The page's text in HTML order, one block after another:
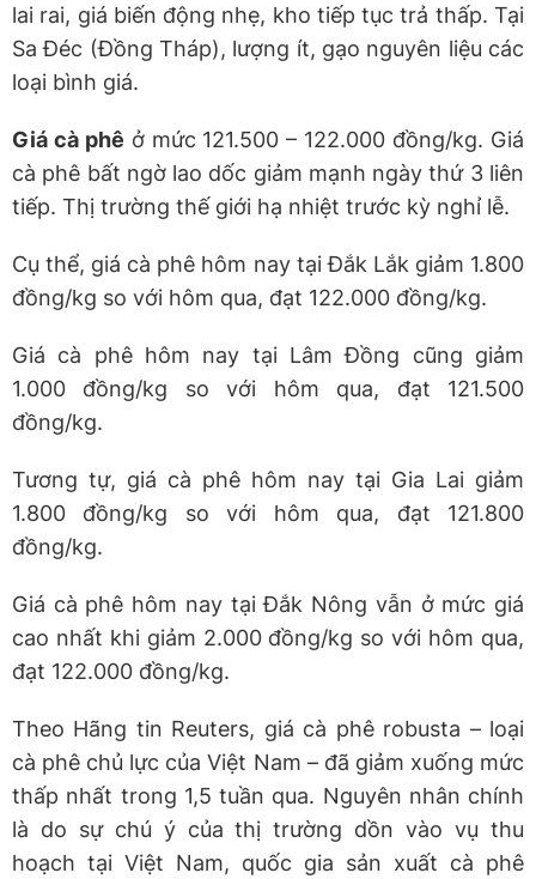
lai rai, giá biến động nhẹ, kho tiếp tục trả thấp. Tại
Sa Đéc (Đồng Tháp), lượng ít, gạo nguyên liệu các
loại bình giá.
Giá cà phê ở mức 121.500 – 122.000 đồng/kg. Giá
cà phê bất ngờ lao dốc giảm mạnh ngày thứ 3 liên
tiếp. Thị trường thế giới hạ nhiệt trước kỳ nghỉ lễ.
Cụ thể, giá cà phê hôm nay tại Đắk Lắk giảm 1.800
đồng/kg so với hôm qua, đạt 122.000 đồng/kg.
Giá cà phê hôm nay tại Lâm Đồng cũng giảm
1.000 đồng/kg so với hôm qua, đạt 121.500
đồng/kg.
Tương tự, giá cà phê hôm nay tại Gia Lai giảm
1.800 đồng/kg so với hôm qua, đạt 121.800
đồng/kg.
Giá cà phê hôm nay tại Đắk Nông vẫn ở mức giá
cao nhất khi giảm 2.000 đồng/kg so với hôm qua,
đạt 122.000 đồng/kg.
Theo Hãng tin Reuters, giá cà phê robusta – loại
cà phê chủ lực của Việt Nam – đã giảm xuống mức
thấp nhất trong 1,5 tuần qua. Nguyên nhân chính
là do sự chú ý của thị trường dồn vào vụ thu
hoạch tại Việt Nam, quốc gia sản xuất cà phê